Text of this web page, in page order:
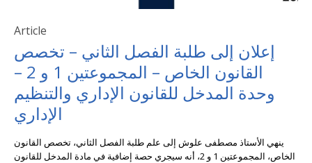
Article
إعلان إلى طلبة الفصل الثاني – تخصص
القانون الخاص – المجموعتين 1 و 2 –
وحدة المدخل للقانون الإداري والتنظيم
الإداري
ينهي الأستاذ مصطفى علوش إلى علم طلبة الفصل الثاني، تخصص القانون
الخاص، المجموعتين 1 و 2، أنه سيجري حصة إضافية في مادة المدخل للقانون